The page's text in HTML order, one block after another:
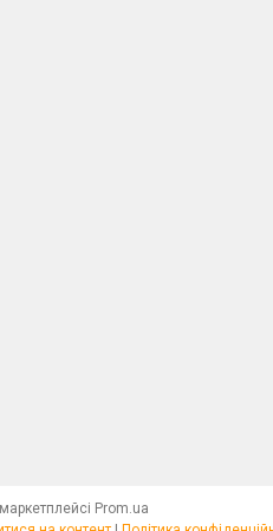
Prom.ua